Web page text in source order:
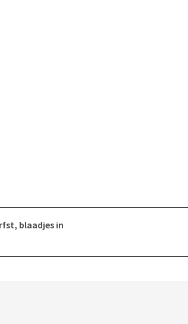
blaadjes in